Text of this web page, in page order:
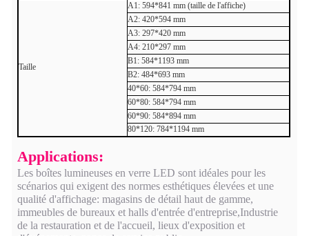
Taille
A1: 594*841 mm (taille de l'affiche)
A2: 420*594 mm
A3: 297*420 mm
A4: 210*297 mm
B1: 584*1193 mm
B2: 484*693 mm
40*60: 584*794 mm
60*80: 584*794 mm
60*90: 584*894 mm
80*120: 784*1194 mm
Applications:
Les boîtes lumineuses en verre LED sont idéales pour les
scénarios qui exigent des normes esthétiques élevées et une
qualité d'affichage: magasins de détail haut de gamme,
immeubles de bureaux et halls d'entrée d'entreprise,Industrie
de la restauration et de l'accueil, lieux d'exposition et